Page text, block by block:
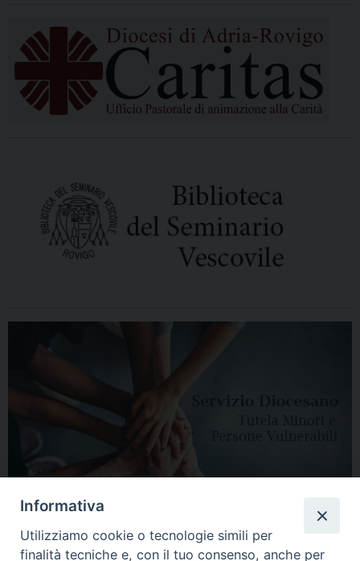
Informativa
Utilizziamo cookie o tecnologie simili per
finalità tecniche e, con il tuo consenso, anche per